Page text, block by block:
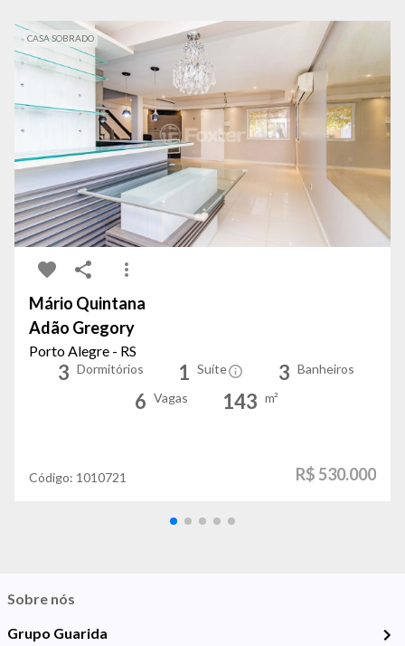
CASA SOBRADO
Mário Quintana
Adão Gregory
Porto Alegre - RS
3 Dormitórios 1 Suíte 3 Banheiros
6 Vagas 143 m²
Código: 1010721 R$ 530.000
Sobre nós
Grupo Guarida